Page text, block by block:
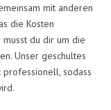
mit anderen
die Kosten
du dir um die
Unser geschultes
professionell, sodass